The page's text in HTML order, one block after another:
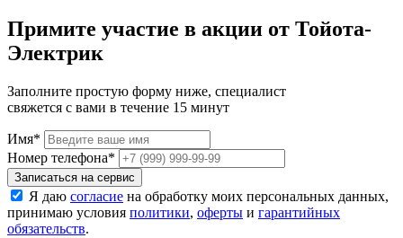
Примите участие в акции от Тойота-
Электрик
Заполните простую форму ниже, специалист
свяжется с вами в течение 15 минут
Имя*
Номер телефона*
Записаться на сервис
Я даю согласие на обработку моих персональных данных,
принимаю условия политики, оферты и гарантийных
обязательств.